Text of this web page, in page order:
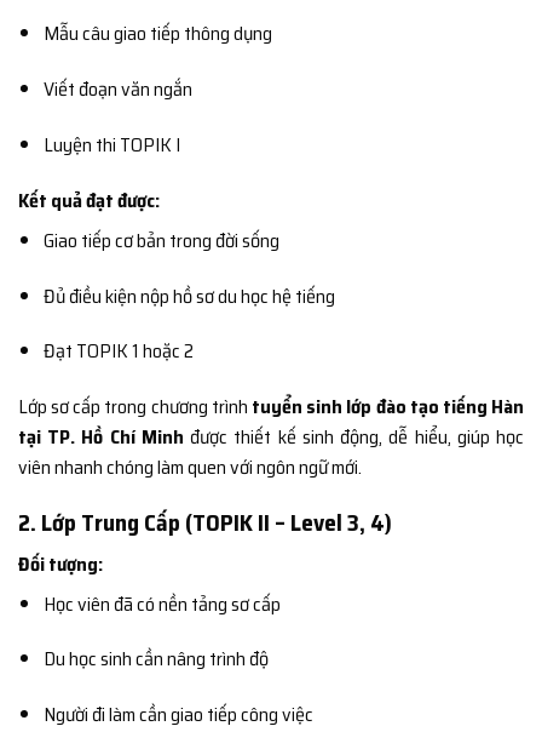
Mẫu câu giao tiếp thông dụng
Viết đoạn văn ngắn
Luyện thi TOPIK I
Kết quả đạt được:
Giao tiếp cơ bản trong đời sống
Đủ điều kiện nộp hồ sơ du học hệ tiếng
Đạt TOPIK 1 hoặc 2
Lớp sơ cấp trong chương trình tuyển sinh lớp đào tạo tiếng Hàn
tại TP. Hồ Chí Minh được thiết kế sinh động, dễ hiểu, giúp học
viên nhanh chóng làm quen với ngôn ngữ mới.
2. Lớp Trung Cấp (TOPIK II – Level 3, 4)
Đối tượng:
Học viên đã có nền tảng sơ cấp
Du học sinh cần nâng trình độ
Người đi làm cần giao tiếp công việc